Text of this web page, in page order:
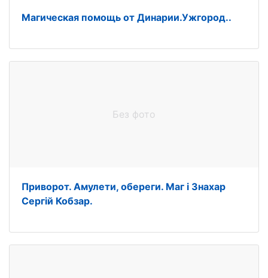
Магическая помощь от Динарии.Ужгород..
Без фото
Приворот. Амулети, обереги. Маг і Знахар
Сергій Кобзар.